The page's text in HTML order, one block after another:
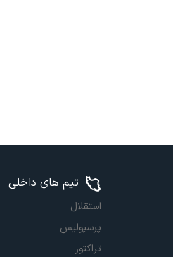
تیم های داخلی
استقلال
پرسپولیس
تراکتور